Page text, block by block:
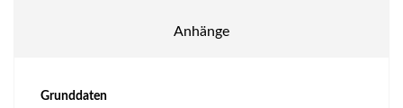
Anhänge
Grunddaten